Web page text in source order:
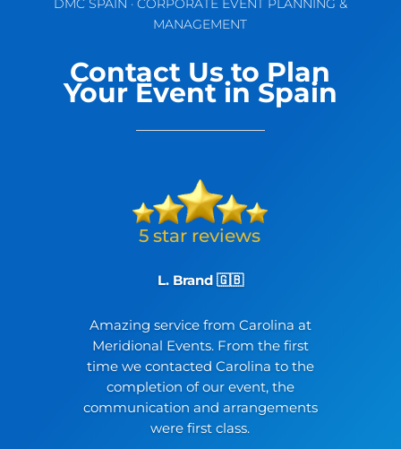
DMC SPAIN · CORPORATE EVENT PLANNING &
MANAGEMENT
Contact Us to Plan
Your Event in Spain
L. Brand 🇬🇧
Amazing service from Carolina at
Meridional Events. From the first
time we contacted Carolina to the
completion of our event, the
communication and arrangements
were first class.